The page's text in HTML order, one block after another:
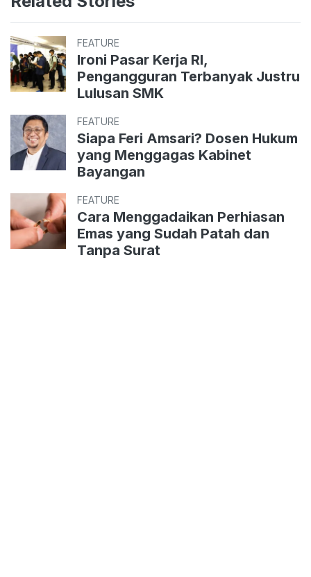
FEATURE
Ironi Pasar Kerja RI,
Pengangguran Terbanyak Justru
Lulusan SMK
FEATURE
Siapa Feri Amsari? Dosen Hukum
yang Menggagas Kabinet
Bayangan
FEATURE
Cara Menggadaikan Perhiasan
Emas yang Sudah Patah dan
Tanpa Surat